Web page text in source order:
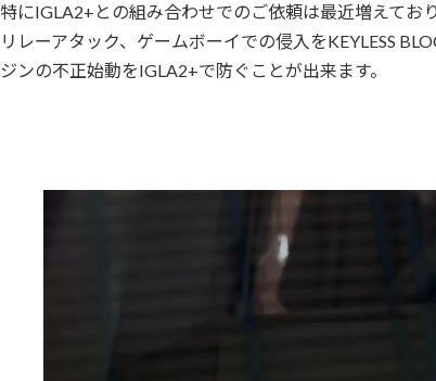
特にIGLA2+との組み合わせでのご依頼は最近増えており
リレーアタック、ゲームボーイでの侵入をKEYLESS
ジンの不正始動をIGLA2+で防ぐことが出来ます。